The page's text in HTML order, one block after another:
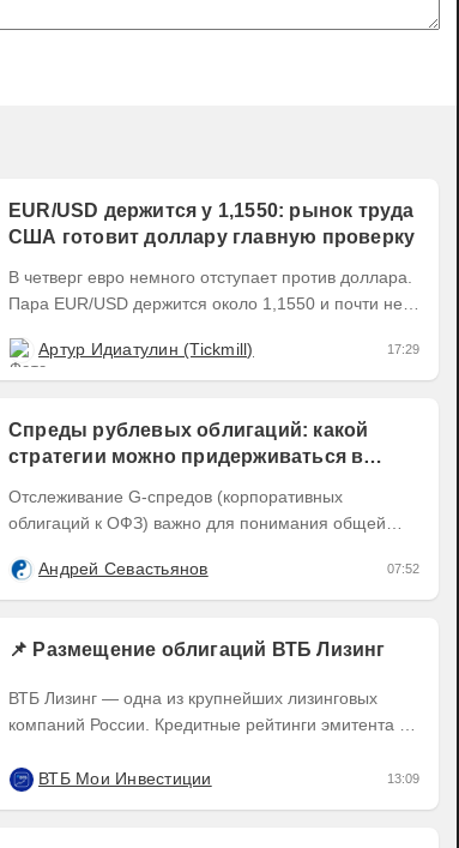
EUR/USD держится у 1,1550: рынок труда
США готовит доллару главную проверку
В четверг евро немного отступает против доллара.
Пара EUR/USD держится около 1,1550 и почти не
Артур Идиатулин (Tickmill)
17:29
Спреды рублевых облигаций: какой
стратегии можно придерживаться в
Отслеживание G-спредов (корпоративных
облигаций к ОФЗ) важно для понимания общей
отражающей текущую...
Андрей Севастьянов 07:52
📌 Размещение облигаций ВТБ Лизинг
ВТБ Лизинг — одна из крупнейших лизинговых
компаний России. Кредитные рейтинги эмитента —
ВТБ Мои Инвестиции
13:09